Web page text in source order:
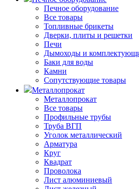
Печное оборудование
Все товары
Топливные брикеты
Дверки, плиты и решетки
Печи
Дымоходы и
Баки для воды
Камни
Сопутствующие товары
Металлопрокат
Металлопрокат
Все товары
Профильные трубы
Труба ВГП
Уголок металлический
Арматура
Круг
Квадрат
Проволока
Лист алюминиевый